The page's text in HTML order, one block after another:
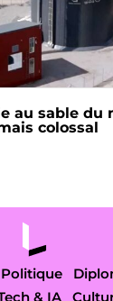
au sable du
colossal
Politique
& IA